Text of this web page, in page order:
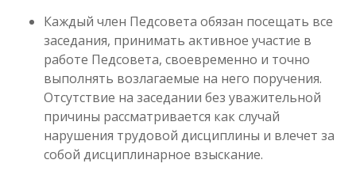
Каждый член Педсовета обязан посещать все
заседания, принимать активное участие в
работе Педсовета, своевременно и точно
выполнять возлагаемые на него поручения.
Отсутствие на заседании без уважительной
причины рассматривается как случай
нарушения трудовой дисциплины и влечет за
собой дисциплинарное взыскание.